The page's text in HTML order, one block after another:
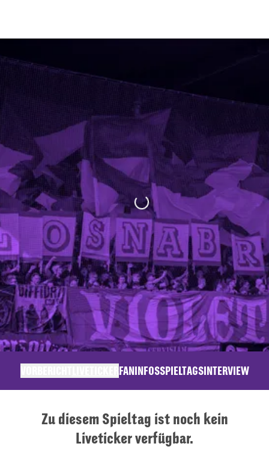
FANINFOSSPIELTAGSINTERVIEW
Zu diesem Spieltag ist noch kein
Liveticker verfügbar.